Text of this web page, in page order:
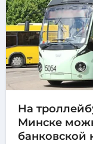
На
Минске можно
банковской